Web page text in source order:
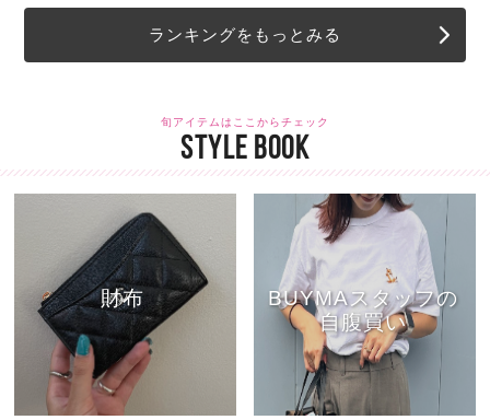
ランキングをもっとみる
旬アイテムはここからチェック
STYLE BOOK
財布
BUYMAスタッフの
自腹買い